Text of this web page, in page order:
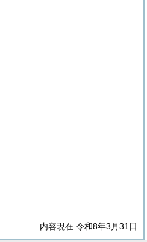
内容現在 令和8年3月31日